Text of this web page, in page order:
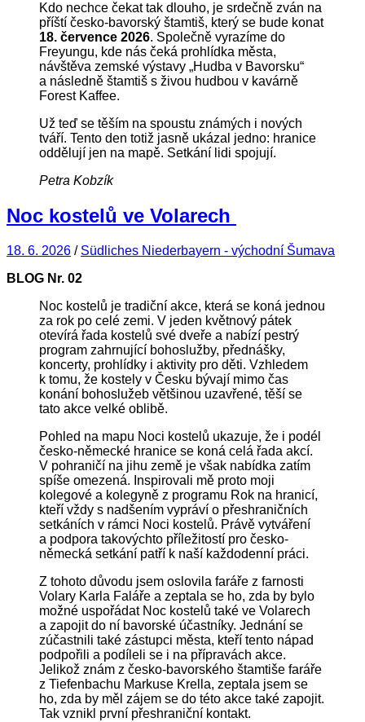
Kdo nechce čekat tak dlouho, je srdečně zván na
příští česko-bavorský štamtiš, který se bude konat
18. července 2026. Společně vyrazíme do
Freyungu, kde nás čeká prohlídka města,
návštěva zemské výstavy „Hudba v Bavorsku“
a následně štamtiš s živou hudbou v kavárně
Forest Kaffee.
Už teď se těším na spoustu známých i nových
tváří. Tento den totiž jasně ukázal jedno: hranice
oddělují jen na mapě. Setkání lidi spojují.
Petra Kobzík
Noc kostelů ve Volarech
18. 6. 2026 / Südliches Niederbayern - východní Šumava
BLOG Nr. 02
Noc kostelů je tradiční akce, která se koná jednou
za rok po celé zemi. V jeden květnový pátek
otevírá řada kostelů své dveře a nabízí pestrý
program zahrnující bohoslužby, přednášky,
koncerty, prohlídky i aktivity pro děti. Vzhledem
k tomu, že kostely v Česku bývají mimo čas
konání bohoslužeb většinou uzavřené, těší se
tato akce velké oblibě.
Pohled na mapu Noci kostelů ukazuje, že i podél
česko-německé hranice se koná celá řada akcí.
V pohraničí na jihu země je však nabídka zatím
spíše omezená. Inspirovali mě proto moji
kolegové a kolegyně z programu Rok na hranicí,
kteří vždy s nadšením vypráví o přeshraničních
setkáních v rámci Noci kostelů. Právě vytváření
a podpora takovýchto příležitostí pro česko-
německá setkání patří k naší každodenní práci.
Z tohoto důvodu jsem oslovila faráře z farnosti
Volary Karla Faláře a zeptala se ho, zda by bylo
možné uspořádat Noc kostelů také ve Volarech
a zapojit do ní bavorské účastníky. Jednání se
zúčastnili také zástupci města, kteří tento nápad
podpořili a podíleli se i na přípravách akce.
Jelikož znám z česko-bavorského štamtiše faráře
z Tiefenbachu Markuse Krella, zeptala jsem se
ho, zda by měl zájem se do této akce také zapojit.
Tak vznikl první přeshraniční kontakt.